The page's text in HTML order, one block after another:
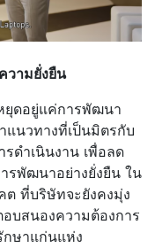
วามยั่งยืน
ยุดอยู่แค่การพัฒนา
นวทางที่เป็นมิตรกับ
ดำเนินงาน เพื่อลด
รพัฒนาอย่างยั่งยืน ใน
ต ที่บริษัทจะยังคงมุ่ง
บสนองความต้องการ
กษาแก่นแห่ง